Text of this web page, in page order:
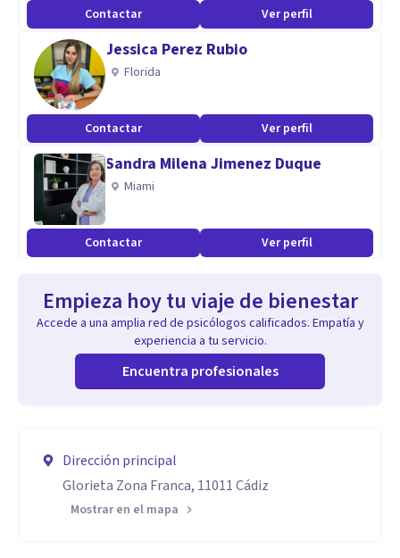
Contactar Ver perfil
Jessica Perez Rubio
Florida
Contactar Ver perfil
Sandra Milena Jimenez Duque
Miami
Contactar Ver perfil
Empieza hoy tu viaje de bienestar
Accede a una amplia red de psicólogos calificados. Empatía y
experiencia a tu servicio.
Encuentra profesionales
Dirección principal
Glorieta Zona Franca, 11011 Cádiz
Mostrar en el mapa